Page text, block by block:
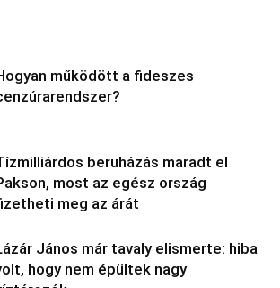
működött a fideszes
beruházás maradt el
most az egész ország
meg az árát
János már tavaly elismerte: hiba
hogy nem épültek nagy